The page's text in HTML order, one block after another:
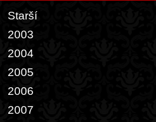
Starší
2003
2004
2005
2006
2007